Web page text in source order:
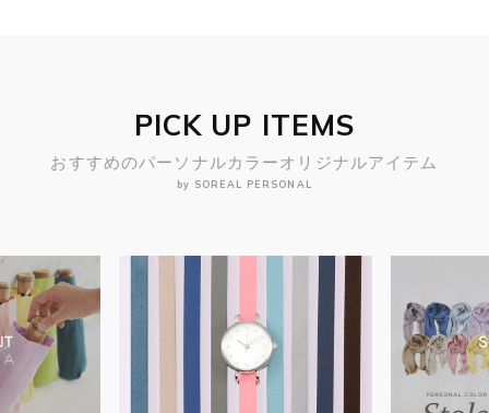
PICK UP ITEMS
おすすめのパーソナルカラーオリジナルアイテム
by SOREAL PERSONAL